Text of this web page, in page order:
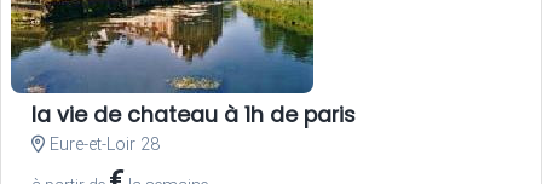
la vie de chateau à 1h de paris
Eure-et-Loir 28